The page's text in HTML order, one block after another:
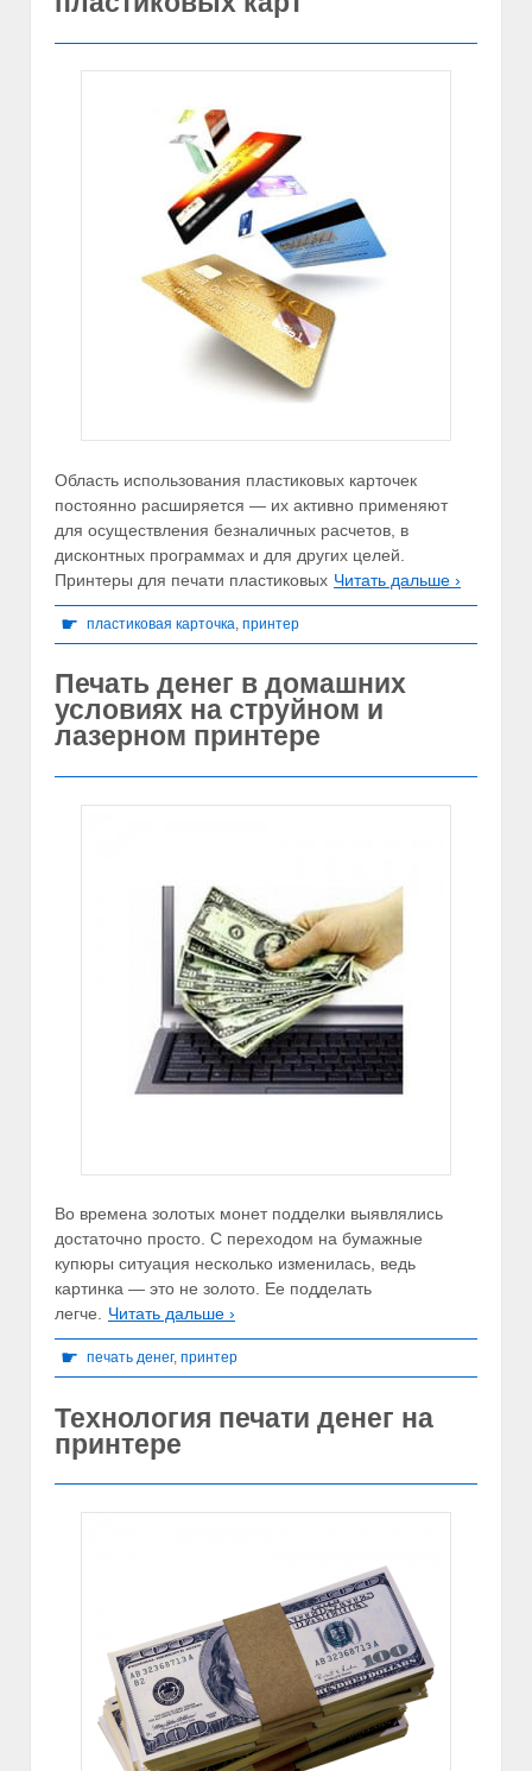
Область использования пластиковых карточек
постоянно расширяется — их активно применяют
для осуществления безналичных расчетов, в
дисконтных программах и для других целей.
Принтеры для печати пластиковых Читать дальше ›
☛ пластиковая карточка принтер
Печать денег в домашних
условиях на струйном и
лазерном принтере
Во времена золотых монет подделки выявлялись
достаточно просто. С переходом на бумажные
купюры ситуация несколько изменилась, ведь
картинка — это не золото. Ее подделать
легче.
Читать дальше ›
☛ печать денег, принтер
Технология печати денег на
принтере